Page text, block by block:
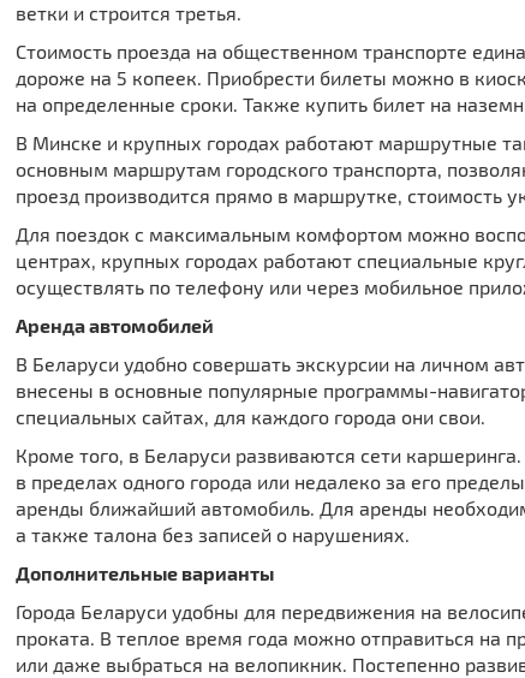
ветки и строится третья.
Стоимость проезда на общественном транспорте
дороже на 5 копеек. Приобрести билеты можно в
на определенные сроки. Также купить билет на
В Минске и крупных городах работают маршрутные
основным маршрутам городского транспорта,
проезд производится прямо в маршрутке, стоимость
Для поездок с максимальным комфортом можно
центрах, крупных городах работают специальные
осуществлять по телефону или через мобильное
Аренда автомобилей
В Беларуси удобно совершать экскурсии на личном
внесены в основные популярные программы-
специальных сайтах, для каждого города они свои.
Кроме того, в Беларуси развиваются сети
в пределах одного города или недалеко за его
аренды ближайший автомобиль. Для аренды
а также талона без записей о нарушениях.
Дополнительные варианты
Города Беларуси удобны для передвижения на
проката. В теплое время года можно отправиться на
или даже выбраться на велопикник. Постепенно